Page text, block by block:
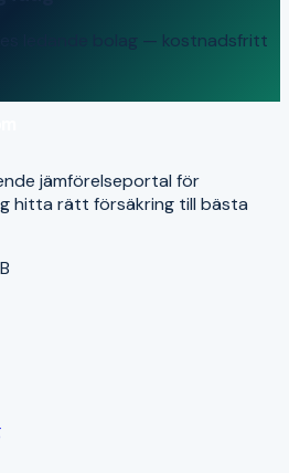
ledande bolag — kostnadsfritt
jämförelseportal för
hitta rätt försäkring till bästa